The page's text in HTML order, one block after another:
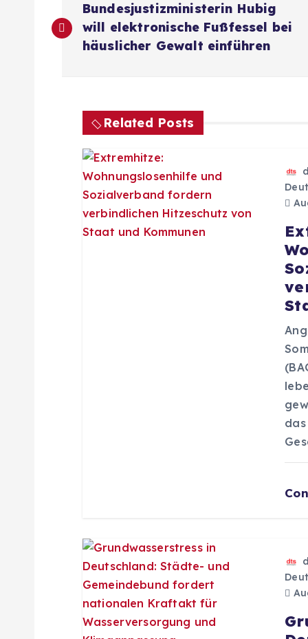
e
Bundesjustizministerin Hubig
will elektronische Fußfessel bei
häuslicher Gewalt einführen
Related Posts